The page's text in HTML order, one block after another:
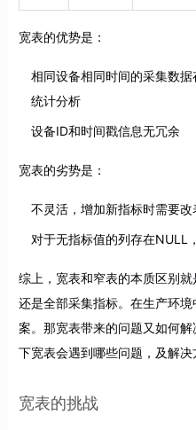
宽表的优势是：
相同设备相同时间的采集数
统计分析
设备ID和时间戳信息无冗余
宽表的劣势是：
不灵活，增加新指标时需要改
对于无指标值的列存在NULL
综上，宽表和窄表的本质区别
还是全部采集指标。在生产环
案。那宽表带来的问题又如何
下宽表会遇到哪些问题，及解决
宽表的挑战